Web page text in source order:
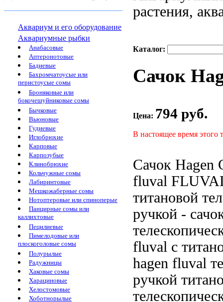
Аквариум и его оборудование
Аквариумные рыбки
Анабасовые
Аптеронотовые
Бадиевые
Бахромчатоусые или
перистоусые сомы
Броняковые или
бокочешуйниковые сомы
Бычковые
Вьюновые
Гудиевые
Иглобрюхие
Карповые
Карпозубые
Клинобрюхие
Кольчужные сомы
Лабиринтовые
Мешкожаберные сомы
Нотоптеровые или спиноперые
Панцирные сомы или
каллихтовые
Пецилиевые
Пимелодовые или
плоскоголовые сомы
Полурылые
Радужницы
Хаковые сомы
Харациновые
Хелостомовые
Хоботнорылые
растения,
Каталог:
Сачок
Цена: 794 руб.
В настоящее время этого
Сачок Hagen
fluval
титановой
ручкой -
fluval с
hagen fluval
ручкой